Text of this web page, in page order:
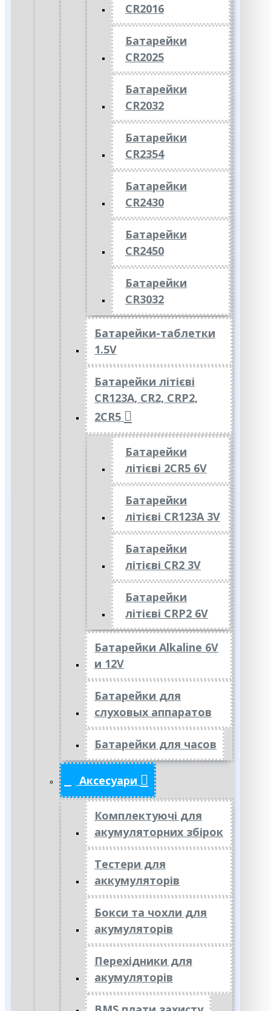
CR2016
Батарейки
CR2025
Батарейки
CR2032
Батарейки
CR2354
Батарейки
CR2430
Батарейки
CR2450
Батарейки
CR3032
Батарейки-таблетки
1.5V
Батарейки літієві
CR123A, CR2, CRP2,
2CR5
Батарейки
літієві 2CR5 6V
Батарейки
літієві CR123A 3V
Батарейки
літієві CR2 3V
Батарейки
літієві CRP2 6V
Батарейки Alkaline 6V
и 12V
Батарейки для
слуховых аппаратов
Батарейки для часов
Аксесуари
Комплектуючі для
акумуляторних збірок
Тестери для
аккумуляторів
Бокси та чохли для
акумуляторів
Перехідники для
акумуляторів